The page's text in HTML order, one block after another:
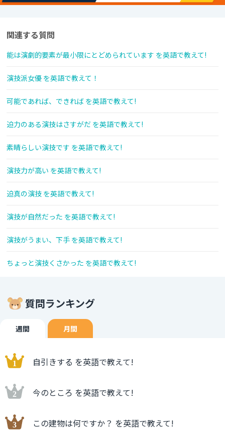
関連する質問
能は演劇的要素が最小限にとどめられています を英語で教えて!
演技派女優 を英語で教えて！
可能であれば、できれば を英語で教えて!
迫力のある演技はさすがだ を英語で教えて!
素晴らしい演技です を英語で教えて!
演技力が高い を英語で教えて!
迫真の演技 を英語で教えて!
演技が自然だった を英語で教えて!
演技がうまい、下手 を英語で教えて!
ちょっと演技くさかった を英語で教えて!
質問ランキング
週間 月間
自引きする を英語で教えて!
今のところ を英語で教えて!
この建物は何ですか？ を英語で教えて!